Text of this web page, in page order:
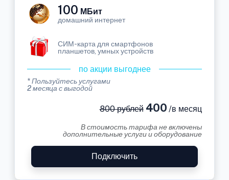
100 МБит
домашний интернет
СИМ-карта для смартфонов
планшетов, умных устройств
по акции выгоднее
* Пользуйтесь услугами
2 месяца с выгодой
800 рублей400 /в месяц
В стоимость тарифа не включены
дополнительные услуги и оборудование
Подключить